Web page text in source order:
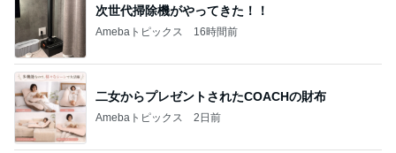
次世代掃除機がやってきた！！
Amebaトピックス 16時間前
二女からプレゼントされたCOACHの財布
Amebaトピックス 2日前